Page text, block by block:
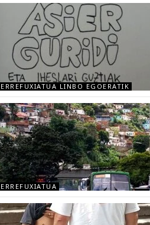
ERREFUXIATUA LINBO EGOERATIK
ERREFUXIATUA